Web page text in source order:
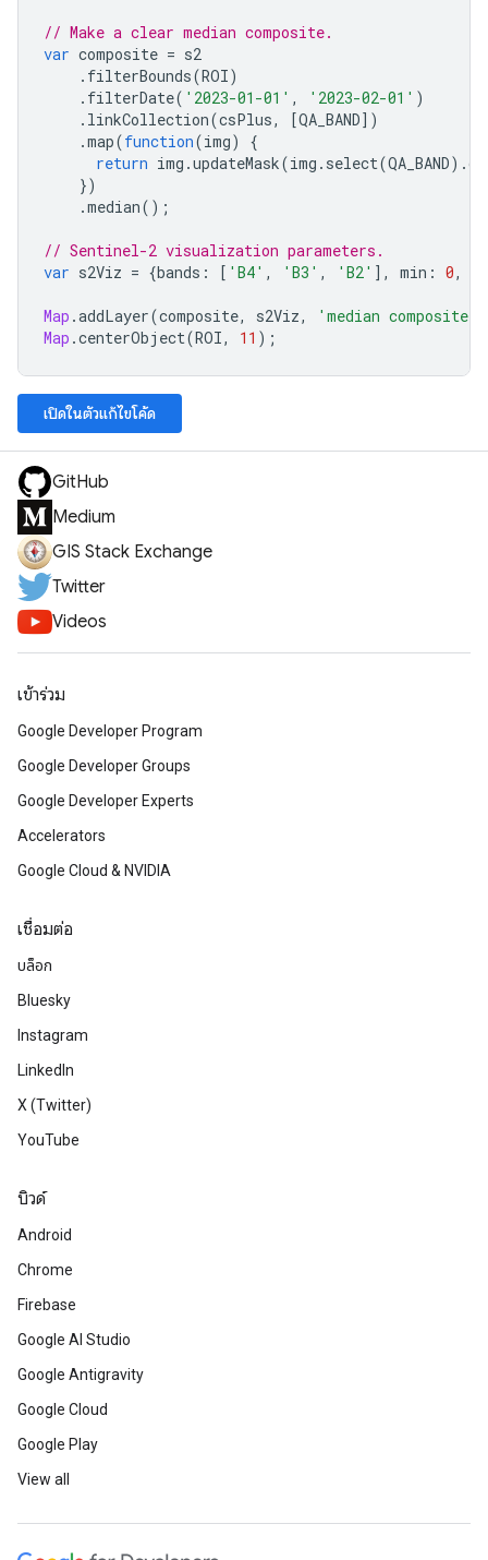
// Make a clear median composite.
var composite = s2
. filterBounds(ROI)
. filterDate( '2023-01-01' , '2023-02-01' )
. linkCollection(csPlus, [QA_BAND])
.map(function(img)
{
return img .updateMask(img . select(QA_BAND).
})
.median();
// Sentinel-2 visualization parameters.
var s2Viz = {bands : [ 'B4' , 'B3' , 'B2' ], min : 0,
Map .addLayer(composite, s2Viz, 'median composite'
Map .centerObject(ROI, 11 );
เปิดในตัวแก้ไขโค้ด
GitHub
Medium
GIS Stack Exchange
Twitter
Videos
เข้าร่วม
Google Developer Program
Google Developer Groups
Google Developer Experts
Accelerators
Google Cloud & NVIDIA
เชื่อมต่อ
บล็อก
Bluesky
Instagram
LinkedIn
X (Twitter)
YouTube
บิวด์
Android
Chrome
Firebase
Google AI Studio
Google Antigravity
Google Cloud
Google Play
View all